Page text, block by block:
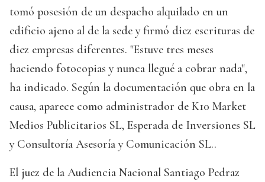
tomó posesión de un despacho alquilado en un
edificio ajeno al de la sede y firmó diez escrituras de
diez empresas diferentes. "Estuve tres meses
haciendo fotocopias y nunca llegué a cobrar nada",
ha indicado. Según la documentación que obra en la
causa, aparece como administrador de K10 Market
Medios Publicitarios SL, Esperada de Inversiones SL
y Consultoría Asesoría y Comunicación SL..
El juez de la Audiencia Nacional Santiago Pedraz